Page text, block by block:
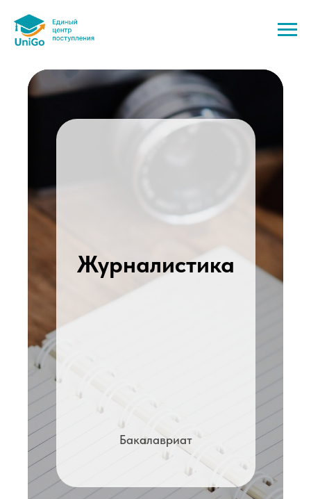
Журналистика
Бакалавриат